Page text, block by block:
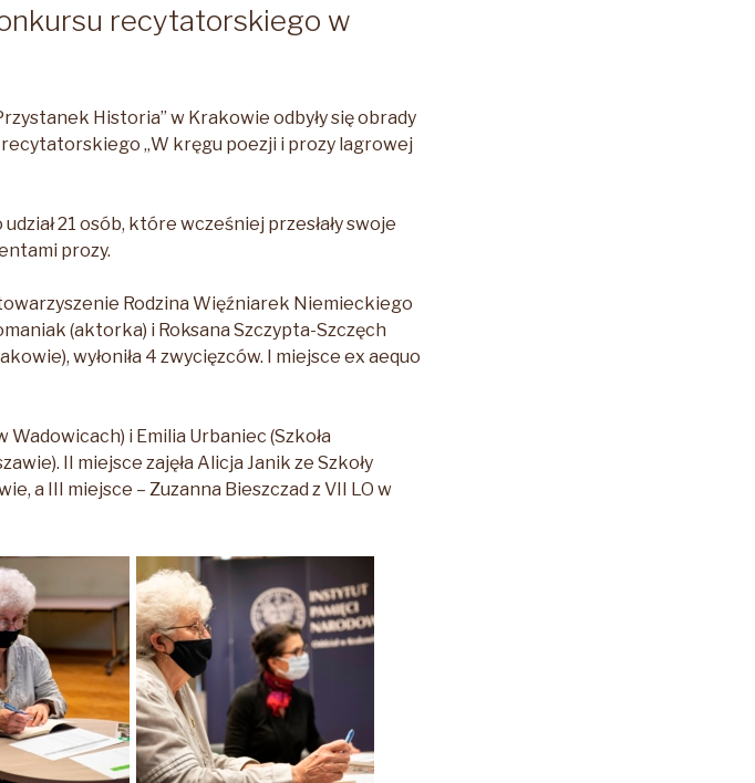
recytatorskiego w
Historia” w Krakowie odbyły się obrady
„W kręgu poezji i prozy lagrowej
21 osób, które wcześniej przesłały swoje
prozy.
Rodzina Więźniarek Niemieckiego
(aktorka) i Roksana Szczypta-Szczęch
wyłoniła 4 zwycięzców. I miejsce ex aequo
i Emilia Urbaniec (Szkoła
II miejsce zajęła Alicja Janik ze Szkoły
a III miejsce – Zuzanna Bieszczad z VII LO w